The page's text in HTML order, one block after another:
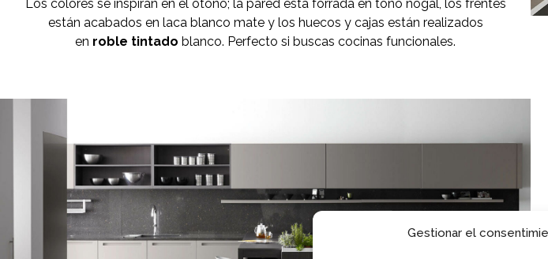
Gestionar el
Los colores se inspiran en el otoño; la pared está forrada en tono nogal, los frentes
están acabados en laca blanco mate y los huecos y cajas están realizados
en roble tintado blanco. Perfecto si buscas cocinas funcionales.